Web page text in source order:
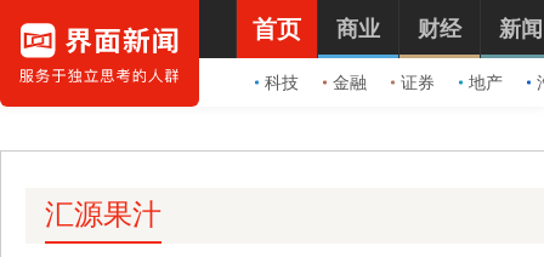
首页
科技 金融 证券 地产
商业 财经 新闻
汇源果汁